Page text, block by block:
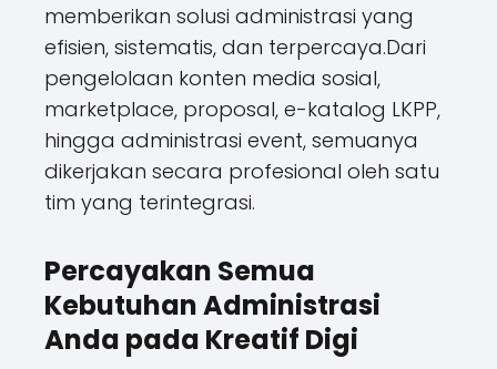
memberikan solusi administrasi yang
efisien, sistematis, dan terpercaya.Dari
pengelolaan konten media sosial,
marketplace, proposal, e-katalog LKPP,
hingga administrasi event, semuanya
dikerjakan secara profesional oleh satu
tim yang terintegrasi.
Percayakan Semua
Kebutuhan Administrasi
Anda pada Kreatif Digi